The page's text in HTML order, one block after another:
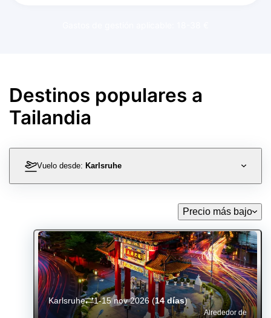
Destinos populares a
Tailandia
Vuelo desde: Karlsruhe
Precio más bajo
Alrededor de
Karlsruhe 1-15 nov 2026(14 días)